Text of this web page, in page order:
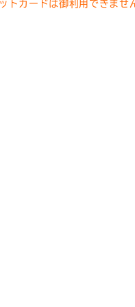
トカードは御利用できませ